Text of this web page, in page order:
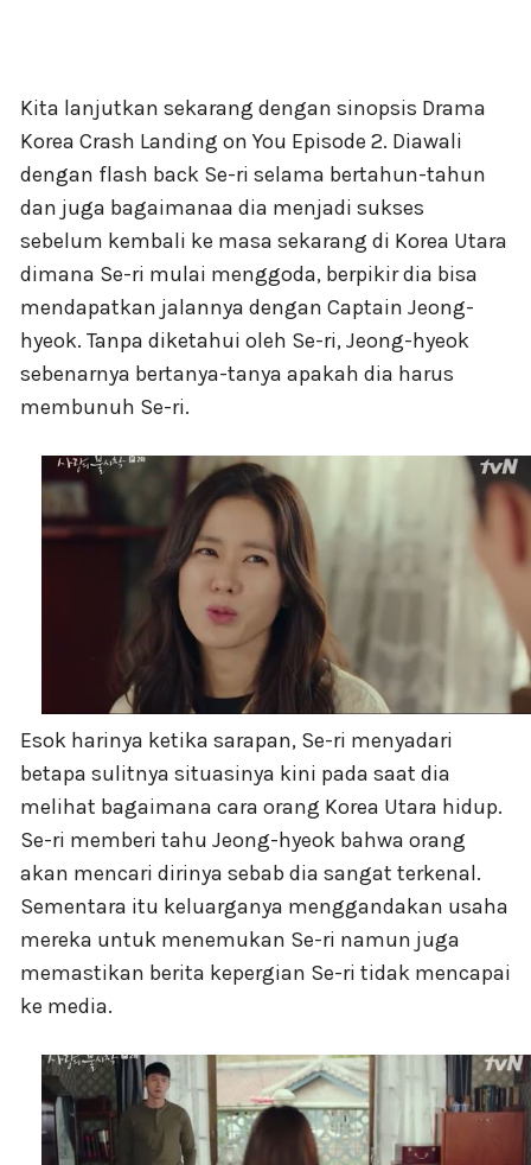
Kita lanjutkan sekarang dengan sinopsis Drama
Korea Crash Landing on You Episode 2. Diawali
dengan flash back Se-ri selama bertahun-tahun
dan juga bagaimanaa dia menjadi sukses
sebelum kembali ke masa sekarang di Korea Utara
dimana Se-ri mulai menggoda, berpikir dia bisa
mendapatkan jalannya dengan Captain Jeong-
hyeok. Tanpa diketahui oleh Se-ri, Jeong-hyeok
sebenarnya bertanya-tanya apakah dia harus
membunuh Se-ri.
Esok harinya ketika sarapan, Se-ri menyadari
betapa sulitnya situasinya kini pada saat dia
melihat bagaimana cara orang Korea Utara hidup.
Se-ri memberi tahu Jeong-hyeok bahwa orang
akan mencari dirinya sebab dia sangat terkenal.
Sementara itu keluarganya menggandakan usaha
mereka untuk menemukan Se-ri namun juga
memastikan berita kepergian Se-ri tidak mencapai
ke media.